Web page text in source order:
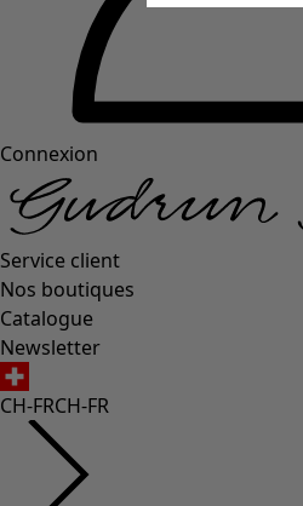
Connexion
Service client
Nos boutiques
Catalogue
Newsletter
CH-FRCH-FR